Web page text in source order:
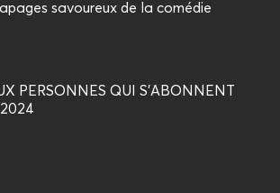
savoureux de la comédie
PERSONNES QUI S'ABONNENT